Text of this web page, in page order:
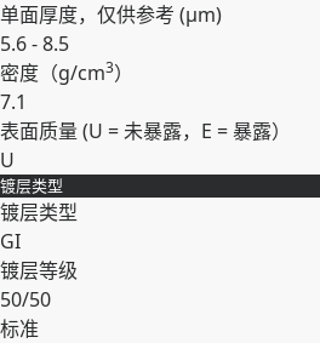
单面厚度，仅供参考 (µm)
5.6 - 8.5
密度（g/cm3）
7.1
表面质量 (U = 未暴露，E = 暴露）
U
展开
镀层类型
镀层类型
GI
镀层等级
50/50
标准